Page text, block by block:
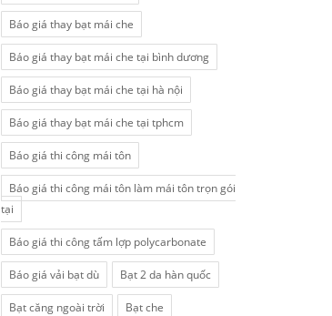
Báo giá thay bạt mái che
Báo giá thay bạt mái che tại bình dương
Báo giá thay bạt mái che tại hà nội
Báo giá thay bạt mái che tại tphcm
Báo giá thi công mái tôn
Báo giá thi công mái tôn làm mái tôn trọn gói
tại
Báo giá thi công tấm lợp polycarbonate
Báo giá vải bạt dù Bạt 2 da hàn quốc
Bạt căng ngoài trời Bạt che